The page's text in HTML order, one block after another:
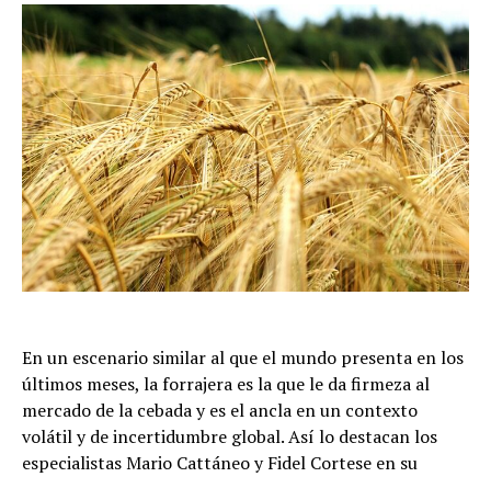
En un escenario similar al que el mundo presenta en los
últimos meses, la forrajera es la que le da firmeza al
mercado de la cebada y es el ancla en un contexto
volátil y de incertidumbre global. Así lo destacan los
especialistas Mario Cattáneo y Fidel Cortese en su